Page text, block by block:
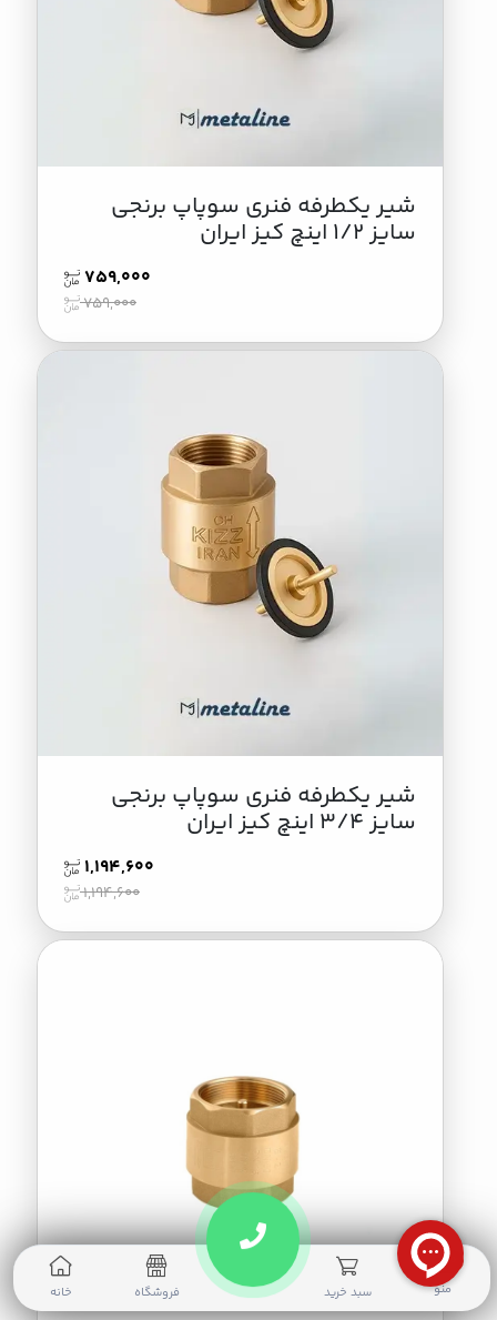
شیر یکطرفه فنری سوپاپ برنجی
سایز 1/2 اینچ کیز ایران
759,000
759,000
شیر یکطرفه فنری سوپاپ برنجی
سایز 3/4 اینچ کیز ایران
1,194,600
1,194,600
منو
0
سبد خرید فروشگاه خانه